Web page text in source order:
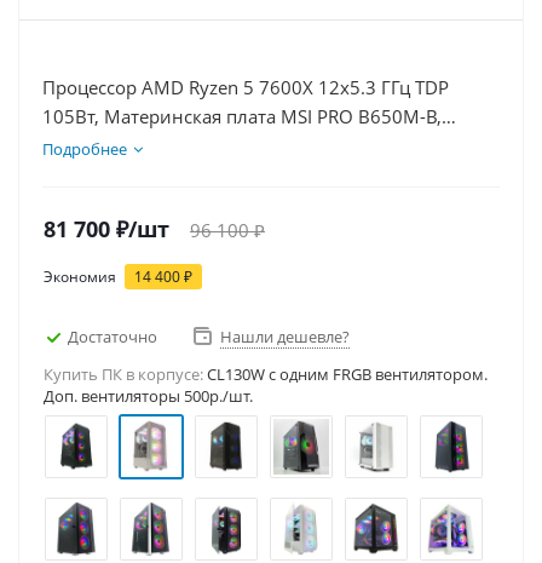
Процессор AMD Ryzen 5 7600X 12x5.3 ГГц TDP
105Вт, Материнская плата MSI PRO B650M-B,
Видеокарта RTX 3050 6Гб, Память DDR5 16Gb,
Подробнее
81 700 ₽/шт 96 100₽
Экономия 14 400₽
Достаточно
Нашли дешевле?
Купить ПК в корпусе:CL130W c одним FRGB вентилятором.
Доп. вентиляторы 500р./шт.